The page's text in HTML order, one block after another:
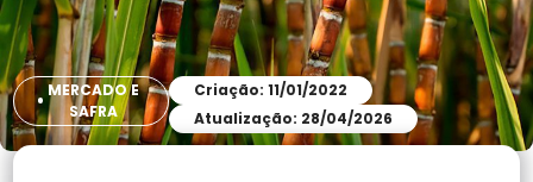
MERCADO E
SAFRA
Criação: 11/01/2022
Atualização: 28/04/2026